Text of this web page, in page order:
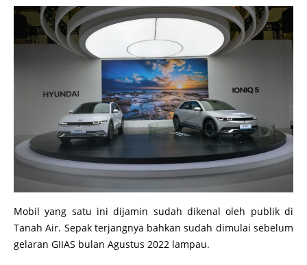
Mobil yang satu ini dijamin sudah dikenal oleh publik di
Tanah Air. Sepak terjangnya bahkan sudah dimulai sebelum
gelaran GIIAS bulan Agustus 2022 lampau.